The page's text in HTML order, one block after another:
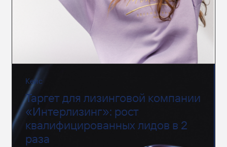
Кейс
Таргет для лизинговой компании
«Интерлизинг»: рост
квалифицированных лидов в 2
раза